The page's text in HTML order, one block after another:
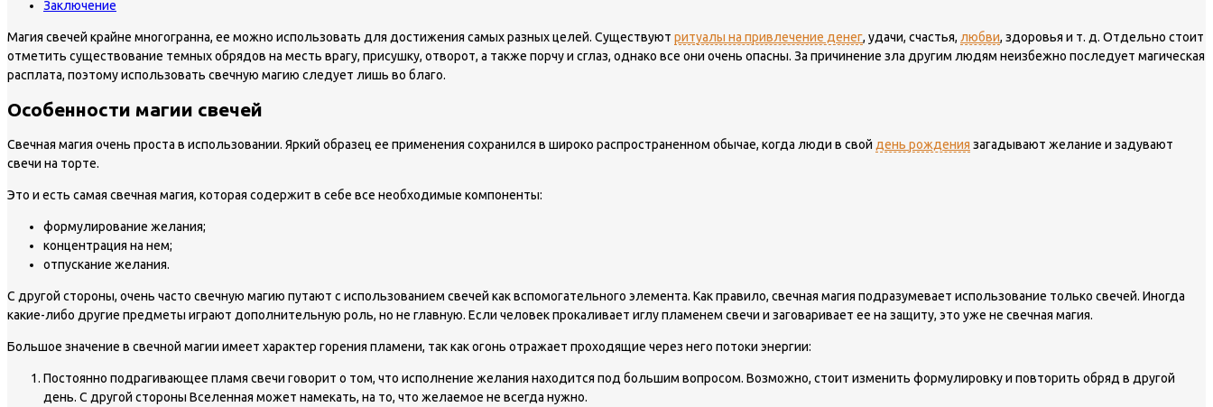
Заключение
Магия свечей крайне многогранна, ее можно использовать для достижения самых разных целей. Существуют ритуалы на привлечение денег, удачи, счастья, любви, здоровья и т. д. Отдельно стоит
отметить существование темных обрядов на месть врагу, присушку, отворот, а также порчу и сглаз, однако все они очень опасны. За причинение зла другим людям неизбежно последует магическая
расплата, поэтому использовать свечную магию следует лишь во благо.
Особенности магии свечей
Свечная магия очень проста в использовании. Яркий образец ее применения сохранился в широко распространенном обычае, когда люди в свой день рождения загадывают желание и задувают
свечи на торте.
Это и есть самая свечная магия, которая содержит в себе все необходимые компоненты:
формулирование желания;
концентрация на нем;
отпускание желания.
С другой стороны, очень часто свечную магию путают с использованием свечей как вспомогательного элемента. Как правило, свечная магия подразумевает использование только свечей. Иногда
какие-либо другие предметы играют дополнительную роль, но не главную. Если человек прокаливает иглу пламенем свечи и заговаривает ее на защиту, это уже не свечная магия.
Большое значение в свечной магии имеет характер горения пламени, так как огонь отражает проходящие через него потоки энергии:
Постоянно подрагивающее пламя свечи говорит о том, что исполнение желания находится под большим вопросом. Возможно, стоит изменить формулировку и повторить обряд в другой
день. С другой стороны Вселенная может намекать, на то, что желаемое не всегда нужно.